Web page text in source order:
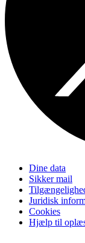
Dine data
Sikker mail
Juridisk
Cookies
Hjælp til